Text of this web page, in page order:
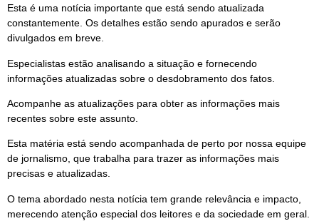
Esta é uma notícia importante que está sendo atualizada
constantemente. Os detalhes estão sendo apurados e serão
divulgados em breve.
Especialistas estão analisando a situação e fornecendo
informações atualizadas sobre o desdobramento dos fatos.
Acompanhe as atualizações para obter as informações mais
recentes sobre este assunto.
Esta matéria está sendo acompanhada de perto por nossa equipe
de jornalismo, que trabalha para trazer as informações mais
precisas e atualizadas.
O tema abordado nesta notícia tem grande relevância e impacto,
merecendo atenção especial dos leitores e da sociedade em geral.